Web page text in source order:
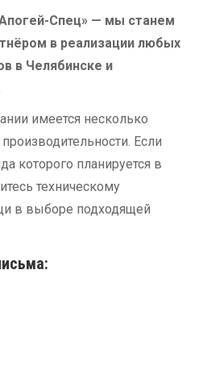
Спец» — мы станем
в реализации любых
в Челябинске и
имеется несколько
Если
которого планируется в
техническому
в выборе подходящей